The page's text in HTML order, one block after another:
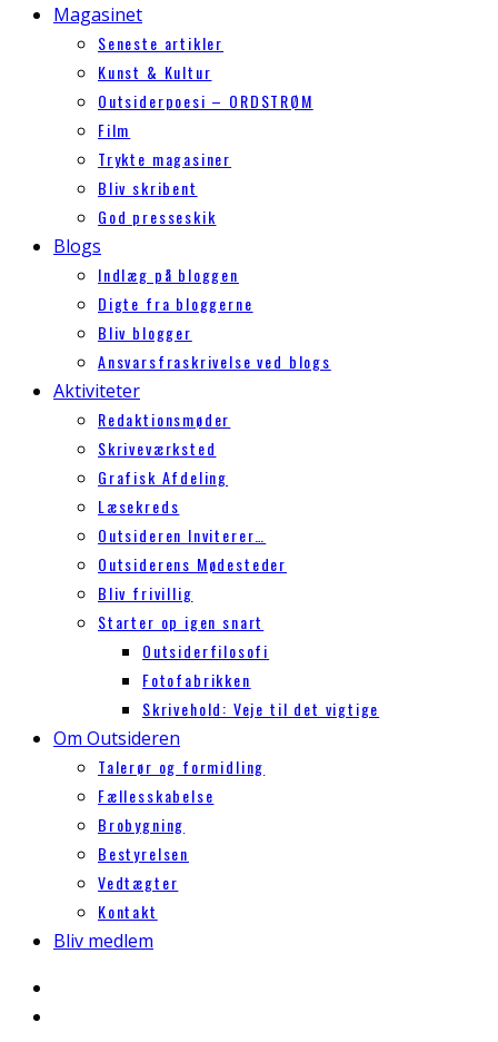
Magasinet
Seneste artikler
Kunst & Kultur
Outsiderpoesi – ORDSTRØM
Film
Trykte magasiner
Bliv skribent
God presseskik
Blogs
Indlæg på bloggen
Digte fra bloggerne
Bliv blogger
Ansvarsfraskrivelse ved blogs
Aktiviteter
Redaktionsmøder
Skriveværksted
Grafisk Afdeling
Læsekreds
Outsideren Inviterer…
Outsiderens Mødesteder
Bliv frivillig
Starter op igen snart
Outsiderfilosofi
Fotofabrikken
Skrivehold: Veje til det vigtige
Om Outsideren
Talerør og formidling
Fællesskabelse
Brobygning
Bestyrelsen
Vedtægter
Kontakt
Bliv medlem